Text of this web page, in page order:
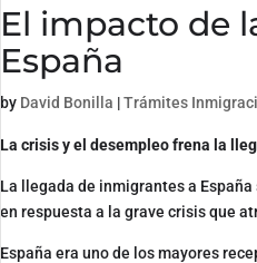
El impacto de
España
by David Bonilla |Trámites
La crisis y el desempleo frena la
La llegada de inmigrantes a
en respuesta a la grave crisis que
España era uno de los mayores